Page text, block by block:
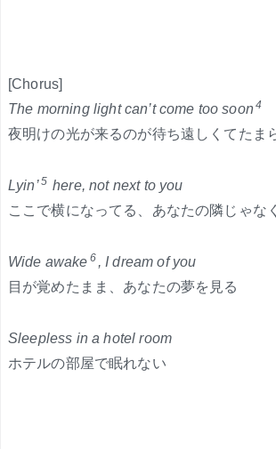
[Chorus]
The morning light can’t come too soon4
夜明けの光が来るのが待ち遠しくてたま
Lyin’5 here, not next to you
ここで横になってる、あなたの隣じゃな
Wide awake 6 , I dream of you
目が覚めたまま、あなたの夢を見る
Sleepless in a hotel room
ホテルの部屋で眠れない